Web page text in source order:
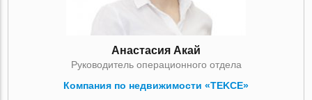
Анастасия Акай
Руководитель операционного отдела
Компания по недвижимости «TEKCE»